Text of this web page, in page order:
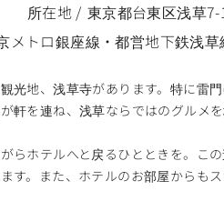
所在地
東京都台東区浅草7-
メトロ銀座線・都営地下鉄浅
光地、浅草寺があります。特に雷
軒を連ね、浅草ならではのグルメ
らホテルへと戻るひとときを。こ
す。また、ホテルのお部屋からも